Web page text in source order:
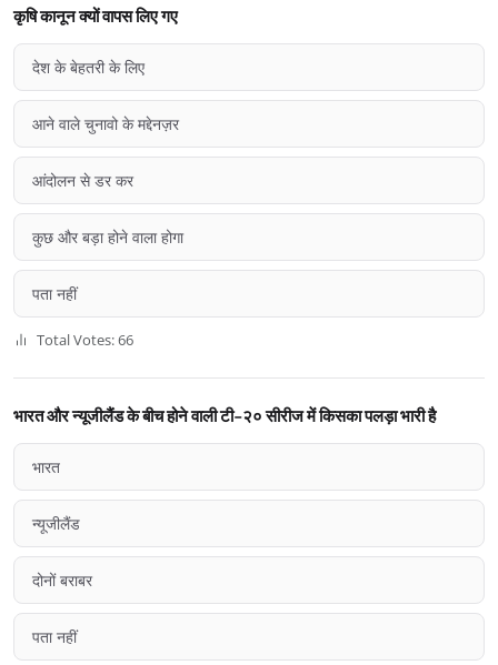
कृषि कानून क्यों वापस लिए गए
देश के बेहतरी के लिए
आने वाले चुनावो के मद्देनज़र
आंदोलन से डर कर
कुछ और बड़ा होने वाला होगा
पता नहीं
Total Votes: 66
भारत और न्यूजीलैंड के बीच होने वाली टी-२० सीरीज में किसका पलड़ा भारी है
भारत
न्यूजीलैंड
दोनों बराबर
पता नहीं